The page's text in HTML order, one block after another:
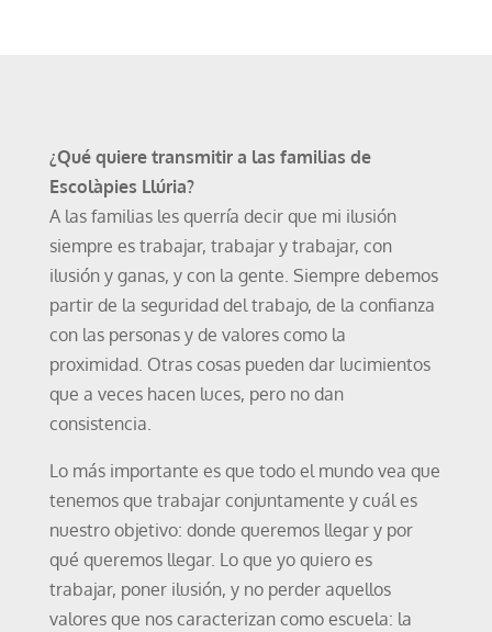
¿Qué quiere transmitir a las familias de
Escolàpies Llúria?
A las familias les querría decir que mi ilusión
siempre es trabajar, trabajar y trabajar, con
ilusión y ganas, y con la gente. Siempre debemos
partir de la seguridad del trabajo, de la confianza
con las personas y de valores como la
proximidad. Otras cosas pueden dar lucimientos
que a veces hacen luces, pero no dan
consistencia.
Lo más importante es que todo el mundo vea que
tenemos que trabajar conjuntamente y cuál es
nuestro objetivo: donde queremos llegar y por
qué queremos llegar. Lo que yo quiero es
trabajar, poner ilusión, y no perder aquellos
valores que nos caracterizan como escuela: la